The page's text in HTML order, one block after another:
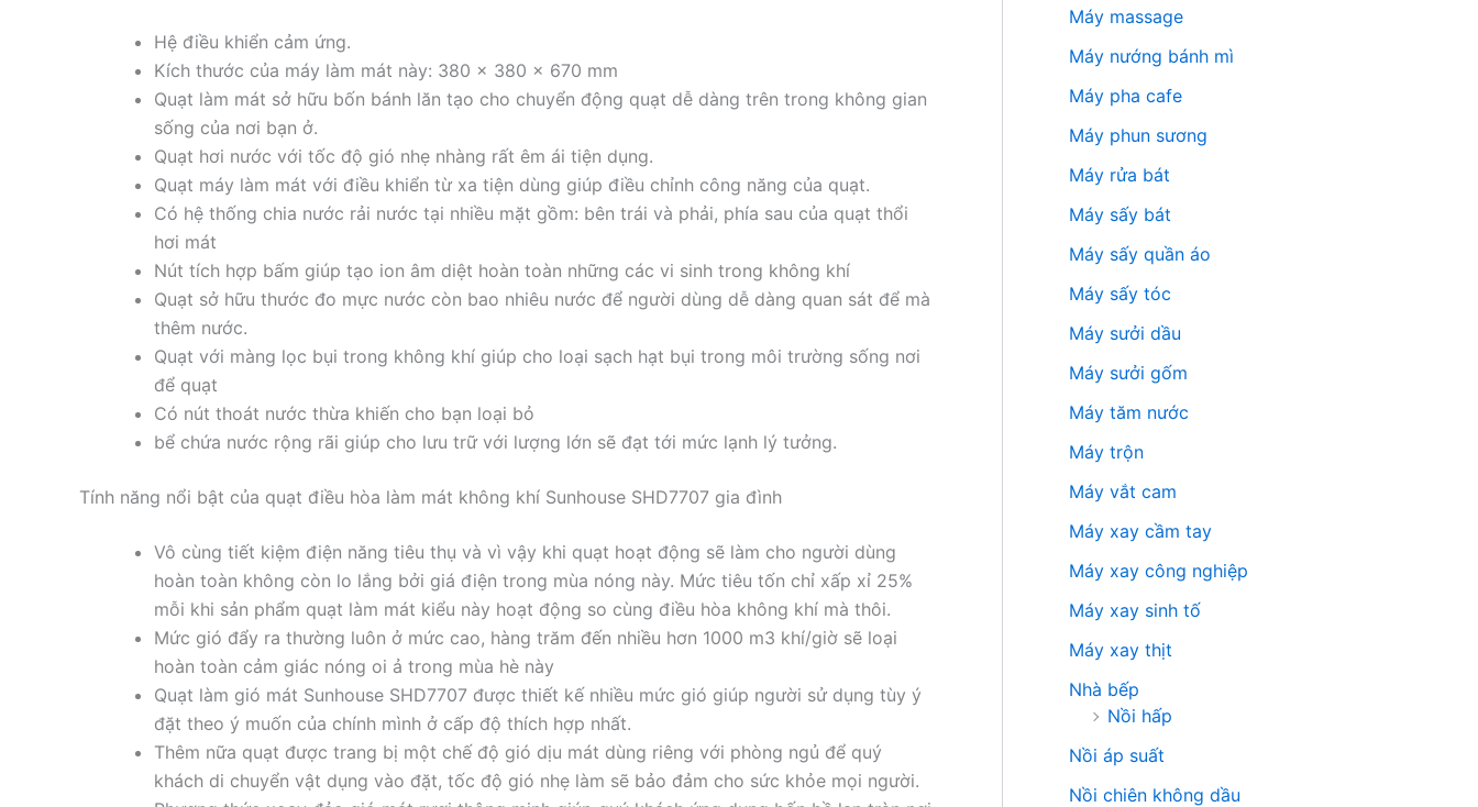
Hệ điều khiển cảm ứng.
Kích thước của máy làm mát này: 380 x 380 x 670 mm
Quạt làm mát sở hữu bốn bánh lăn tạo cho chuyển động quạt dễ dàng trên trong không gian
sống của nơi bạn ở.
Quạt hơi nước với tốc độ gió nhẹ nhàng rất êm ái tiện dụng.
Quạt máy làm mát với điều khiển từ xa tiện dùng giúp điều chỉnh công năng của quạt.
Có hệ thống chia nước rải nước tại nhiều mặt gồm: bên trái và phải, phía sau của quạt thổi
hơi mát
Nút tích hợp bấm giúp tạo ion âm diệt hoàn toàn những các vi sinh trong không khí
Quạt sở hữu thước đo mực nước còn bao nhiêu nước để người dùng dễ dàng quan sát để mà
thêm nước.
Quạt với màng lọc bụi trong không khí giúp cho loại sạch hạt bụi trong môi trường sống nơi
để quạt
Có nút thoát nước thừa khiến cho bạn loại bỏ
bể chứa nước rộng rãi giúp cho lưu trữ với lượng lớn sẽ đạt tới mức lạnh lý tưởng.
Tính năng nổi bật của quạt điều hòa làm mát không khí Sunhouse SHD7707 gia đình
Vô cùng tiết kiệm điện năng tiêu thụ và vì vậy khi quạt hoạt động sẽ làm cho người dùng
hoàn toàn không còn lo lắng bởi giá điện trong mùa nóng này. Mức tiêu tốn chỉ xấp xỉ 25%
mỗi khi sản phẩm quạt làm mát kiểu này hoạt động so cùng điều hòa không khí mà thôi.
Mức gió đẩy ra thường luôn ở mức cao, hàng trăm đến nhiều hơn 1000 m3 khí/giờ sẽ loại
hoàn toàn cảm giác nóng oi ả trong mùa hè này
Quạt làm gió mát Sunhouse SHD7707 được thiết kế nhiều mức gió giúp người sử dụng tùy ý
đặt theo ý muốn của chính mình ở cấp độ thích hợp nhất.
Thêm nữa quạt được trang bị một chế độ gió dịu mát dùng riêng với phòng ngủ để quý
khách di chuyển vật dụng vào đặt, tốc độ gió nhẹ làm sẽ bảo đảm cho sức khỏe mọi người.
Máy massage
Máy nướng bánh mì
Máy pha cafe
Máy phun sương
Máy rửa bát
Máy sấy bát
Máy sấy quần áo
Máy sấy tóc
Máy sưởi dầu
Máy sưởi gốm
Máy tăm nước
Máy trộn
Máy vắt cam
Máy xay cầm tay
Máy xay công nghiệp
Máy xay sinh tố
Máy xay thịt
Nhà bếp
Nồi hấp
Nồi áp suất
Nồi chiên không dầu